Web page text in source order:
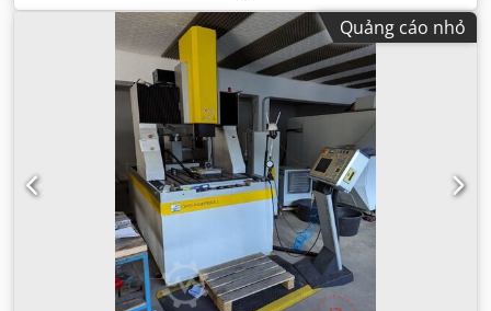
Quảng cáo nhỏ